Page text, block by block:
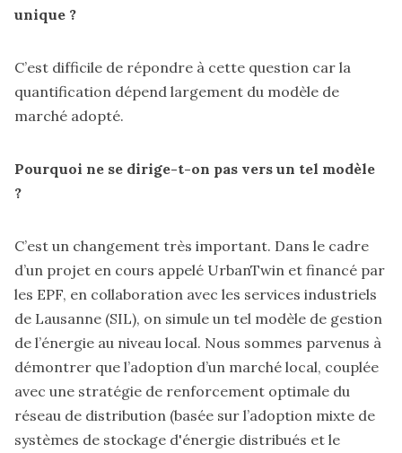
unique ?
C’est difficile de répondre à cette question car la
quantification dépend largement du modèle de
marché adopté.
Pourquoi ne se dirige-t-on pas vers un tel modèle
?
C’est un changement très important. Dans le cadre
d’un projet en cours appelé UrbanTwin et financé par
les EPF, en collaboration avec les services industriels
de Lausanne (SIL), on simule un tel modèle de gestion
de l’énergie au niveau local. Nous sommes parvenus à
démontrer que l’adoption d’un marché local, couplée
avec une stratégie de renforcement optimale du
réseau de distribution (basée sur l’adoption mixte de
systèmes de stockage d'énergie distribués et le